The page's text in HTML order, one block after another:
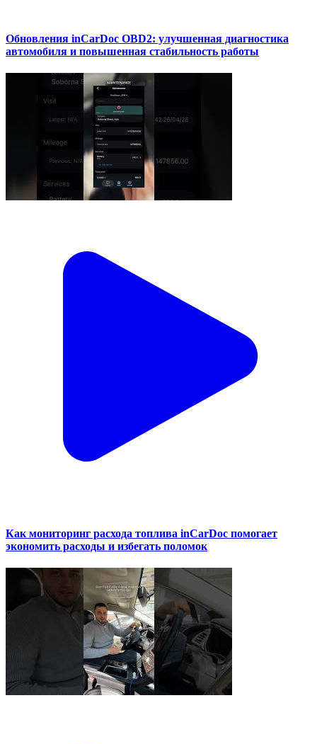
Обновления inCarDoc OBD2: улучшенная диагностика
автомобиля и повышенная стабильность работы
Как мониторинг расхода топлива inCarDoc помогает
экономить расходы и избегать поломок